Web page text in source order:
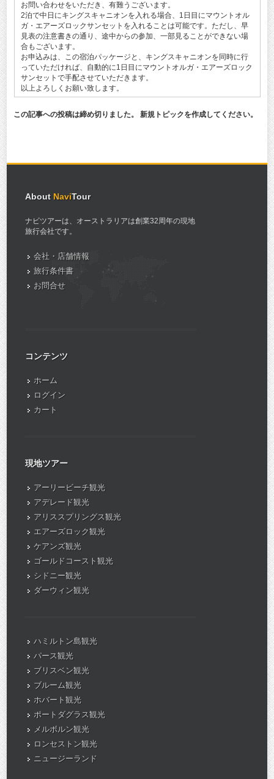
お問い合わせをいただき、有難うございます。
2泊で中日にキングスキャニオンを入れる場合、1日目にマウントオル
ガ・エアーズロックサンセットを入れることは可能です。ただし、早
見表の注意書きの通り、途中からの参加、一部見ることができない場
合もございます。
お申込みは、この宿泊パッケージと、キングスキャニオンを同時に行
っていただければ、自動的に1日目にマウントオルガ・エアーズロック
サンセットで手配させていただきます。
以上よろしくお願い致します。
この記事への投稿は締め切りました。 新規トピックを作成してください。
About NaviTour
ナビツアーは、オーストラリアは創業32周年の現地
旅行会社です。
会社・店舗情報
旅行条件書
お問合せ
コンテンツ
ホーム
ログイン
カート
現地ツアー
アーリービーチ観光
アデレード観光
アリススプリングス観光
エアーズロック観光
ケアンズ観光
ゴールドコースト観光
シドニー観光
ダーウィン観光
ハミルトン島観光
パース観光
ブリスベン観光
ブルーム観光
ホバート観光
ポートダグラス観光
メルボルン観光
ロンセストン観光
ニュージーランド